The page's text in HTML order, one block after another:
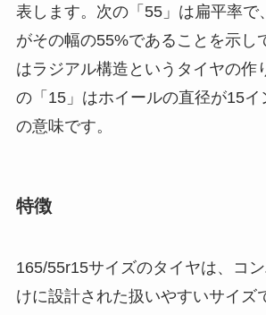
表します。次の「55」は扁平率で
がその幅の55%であることを示し
はラジアル構造というタイヤの作
の「15」はホイールの直径が15イ
の意味です。
特徴
165/55r15サイズのタイヤは、コ
けに設計された扱いやすいサイズ